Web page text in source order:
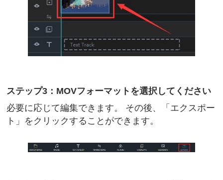
ステップ3：MOVフォーマットを選択してください
必要に応じて編集できます。 その後、「エクスポー
ト」をクリックすることができます。